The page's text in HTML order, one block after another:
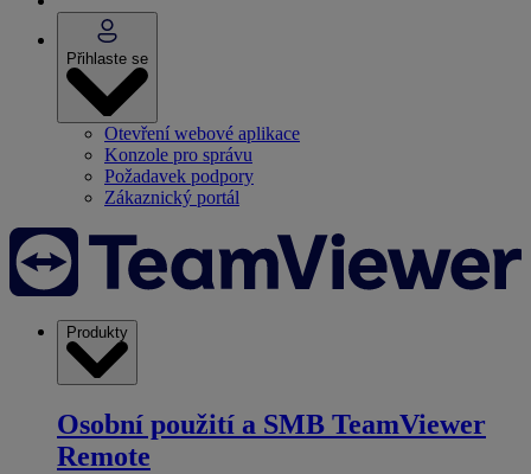
Přihlaste se
Otevření webové aplikace
Konzole pro správu
Požadavek podpory
Zákaznický portál
Produkty
Osobní použití a SMB TeamViewer
Remote